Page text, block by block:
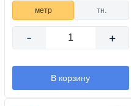
метр тн.
- +
В корзину